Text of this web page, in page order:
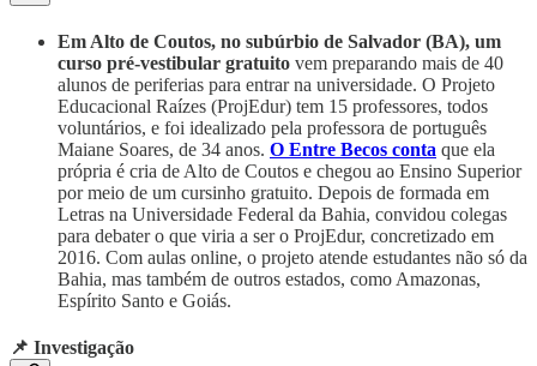
Em Alto de Coutos, no subúrbio de Salvador (BA), um
curso pré-vestibular gratuito vem preparando mais de 40
alunos de periferias para entrar na universidade. O Projeto
Educacional Raízes (ProjEdur) tem 15 professores, todos
voluntários, e foi idealizado pela professora de português
Maiane Soares, de 34 anos. O Entre Becos conta que ela
própria é cria de Alto de Coutos e chegou ao Ensino Superior
por meio de um cursinho gratuito. Depois de formada em
Letras na Universidade Federal da Bahia, convidou colegas
para debater o que viria a ser o ProjEdur, concretizado em
2016. Com aulas online, o projeto atende estudantes não só da
Bahia, mas também de outros estados, como Amazonas,
Espírito Santo e Goiás.
📌 Investigação